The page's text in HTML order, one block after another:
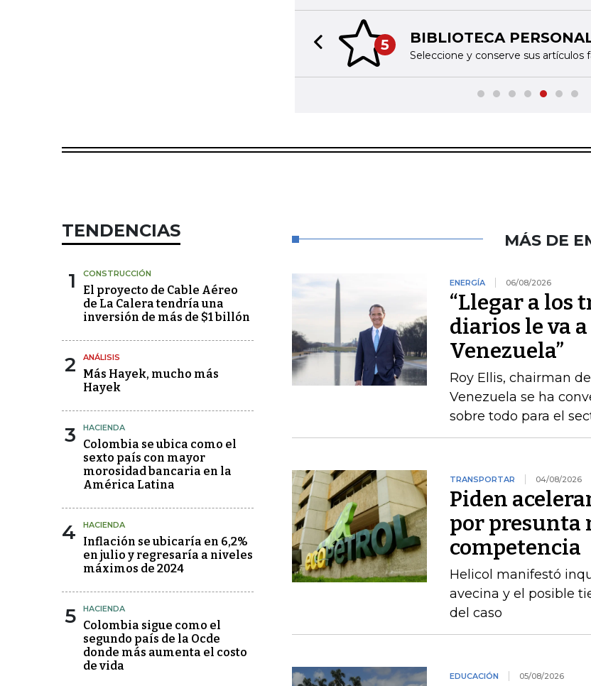
5 BIBLIOTECA
Seleccione y conserve sus artículos
Previous slide
TENDENCIAS
1 CONSTRUCCIÓN
El proyecto de Cable Aéreo
de La Calera tendría una
inversión de más de $1 billón
2 ANÁLISIS
Más Hayek, mucho más
Hayek
3 HACIENDA
Colombia se ubica como el
sexto país con mayor
morosidad bancaria en la
América Latina
4 HACIENDA
Inflación se ubicaría en 6,2%
en julio y regresaría a niveles
máximos de 2024
5 HACIENDA
Colombia sigue como el
segundo país de la Ocde
donde más aumenta el costo
de vida
MÁS DE
ENERGÍA 06/08/2026
“Llegar a los
diarios le va
Venezuela”
Roy Ellis, chairman
Venezuela se ha
sobre todo para el
TRANSPORTAR 04/08/2026
Piden
por presunta
competencia
Helicol manifestó
avecina y el posible
del caso
EDUCACIÓN 05/08/2026